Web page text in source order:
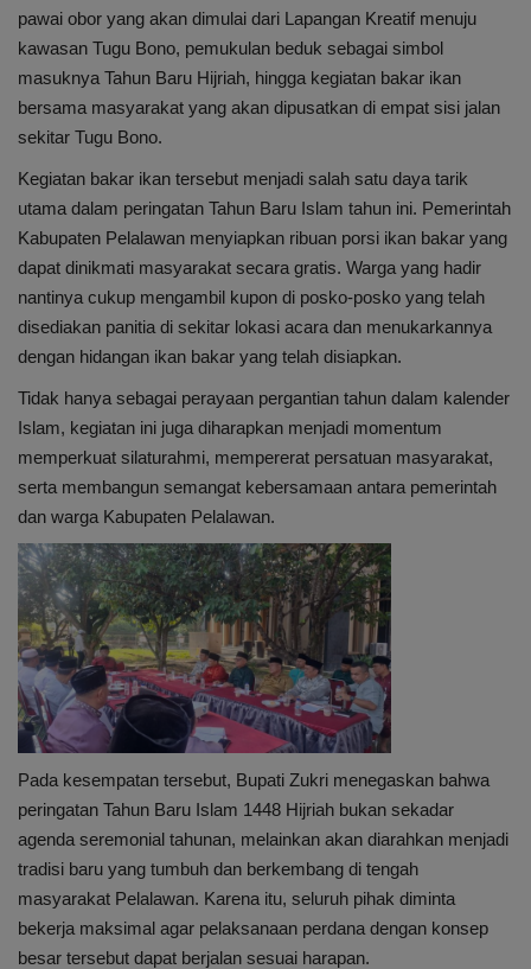
pawai obor yang akan dimulai dari Lapangan Kreatif menuju
kawasan Tugu Bono, pemukulan beduk sebagai simbol
masuknya Tahun Baru Hijriah, hingga kegiatan bakar ikan
bersama masyarakat yang akan dipusatkan di empat sisi jalan
sekitar Tugu Bono.
Kegiatan bakar ikan tersebut menjadi salah satu daya tarik
utama dalam peringatan Tahun Baru Islam tahun ini. Pemerintah
Kabupaten Pelalawan menyiapkan ribuan porsi ikan bakar yang
dapat dinikmati masyarakat secara gratis. Warga yang hadir
nantinya cukup mengambil kupon di posko-posko yang telah
disediakan panitia di sekitar lokasi acara dan menukarkannya
dengan hidangan ikan bakar yang telah disiapkan.
Tidak hanya sebagai perayaan pergantian tahun dalam kalender
Islam, kegiatan ini juga diharapkan menjadi momentum
memperkuat silaturahmi, mempererat persatuan masyarakat,
serta membangun semangat kebersamaan antara pemerintah
dan warga Kabupaten Pelalawan.
Pada kesempatan tersebut, Bupati Zukri menegaskan bahwa
peringatan Tahun Baru Islam 1448 Hijriah bukan sekadar
agenda seremonial tahunan, melainkan akan diarahkan menjadi
tradisi baru yang tumbuh dan berkembang di tengah
masyarakat Pelalawan. Karena itu, seluruh pihak diminta
bekerja maksimal agar pelaksanaan perdana dengan konsep
besar tersebut dapat berjalan sesuai harapan.